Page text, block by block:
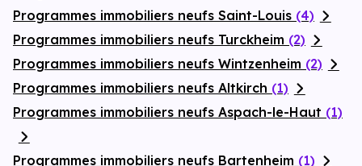
Programmes immobiliers neufs Saint-Louis (4)
Programmes immobiliers neufs Turckheim (2)
Programmes immobiliers neufs Wintzenheim (2)
Programmes immobiliers neufs Altkirch (1)
Programmes immobiliers neufs Aspach-le-Haut (1)
Programmes immobiliers neufs Bartenheim (1)